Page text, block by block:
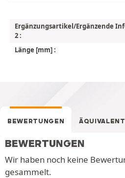
Ergänzungsartikel/Ergänzende
2 :
Länge [mm] :
BEWERTUNGEN
BEWERTUNGEN
Wir haben noch keine
gesammelt.